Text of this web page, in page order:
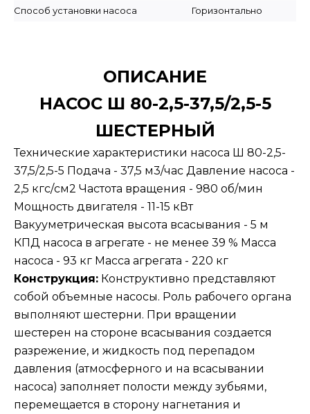
Способ установки насоса Горизонтально
ОПИСАНИЕ
НАСОС Ш 80-2,5-37,5/2,5-5
ШЕСТЕРНЫЙ
Технические характеристики насоса Ш 80-2,5-
37,5/2,5-5 Подача - 37,5 м3/час Давление насоса -
2,5 кгс/см2 Частота вращения - 980 об/мин
Мощность двигателя - 11-15 кВт
Вакууметрическая высота всасывания - 5 м
КПД насоса в агрегате - не менее 39 % Масса
насоса - 93 кг Масса агрегата - 220 кг
Конструкция: Конструктивно представляют
собой объемные насосы. Роль рабочего органа
выполняют шестерни. При вращении
шестерен на стороне всасывания создается
разрежение, и жидкость под перепадом
давления (атмосферного и на всасывании
насоса) заполняет полости между зубьями,
перемещается в сторону нагнетания и